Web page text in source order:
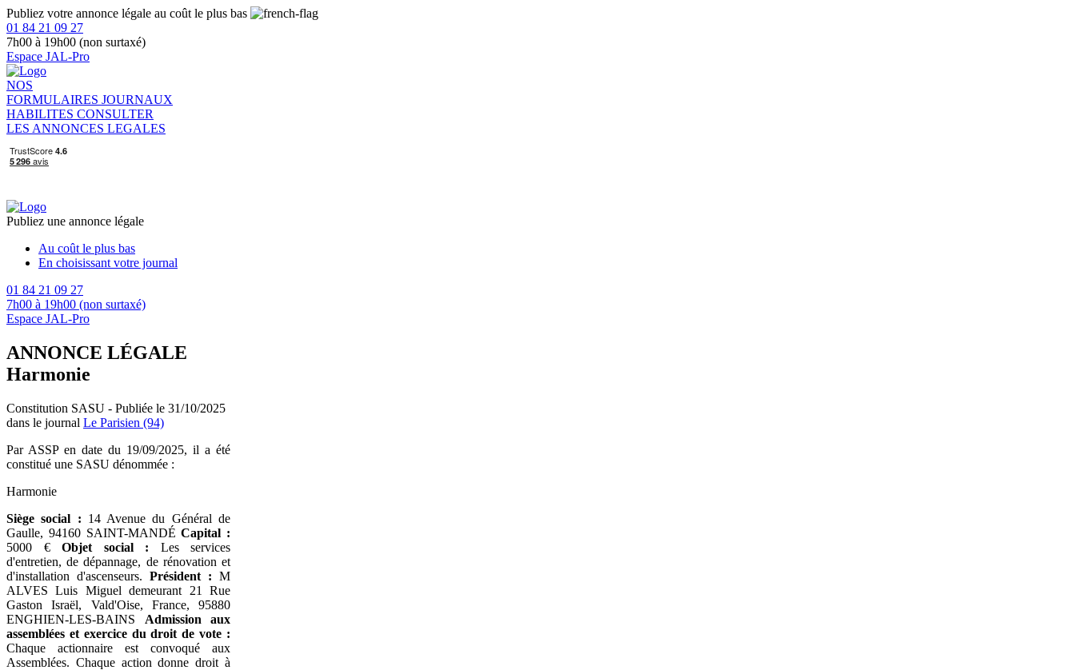
Publiez votre annonce légale au coût le plus bas
01 84 21 09 27
7h00 à 19h00 (non surtaxé)
Espace JAL-Pro
NOS
FORMULAIRES JOURNAUX
HABILITES CONSULTER
LES ANNONCES LEGALES
Publiez une annonce légale
Au coût le plus bas
En choisissant votre journal
01 84 21 09 27
7h00 à 19h00 (non surtaxé)
Espace JAL-Pro
ANNONCE LÉGALE
Harmonie
Constitution SASU - Publiée le 31/10/2025
dans le journal Le Parisien (94)
Par ASSP en date du 19/09/2025, il a été
constitué une SASU dénommée :
Harmonie
Siège social : 14 Avenue du Général de
Gaulle, 94160 SAINT-MANDÉCapital :
5000 € Objet social : Les services
d'entretien, de dépannage, de rénovation et
d'installation d'ascenseurs. Président : M
ALVES Luis Miguel demeurant 21 Rue
Gaston Israël, Vald'Oise, France, 95880
ENGHIEN-LES-BAINS Admission aux
assemblées et exercice du droit de vote :
Chaque actionnaire est convoqué aux
Assemblées. Chaque action donne droit à